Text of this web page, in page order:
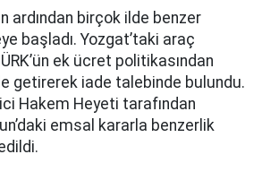
ardından birçok ilde benzer
başladı. Yozgat’taki araç
ek ücret politikasından
getirerek iade talebinde bulundu.
Hakem Heyeti tarafından
emsal kararla benzerlik